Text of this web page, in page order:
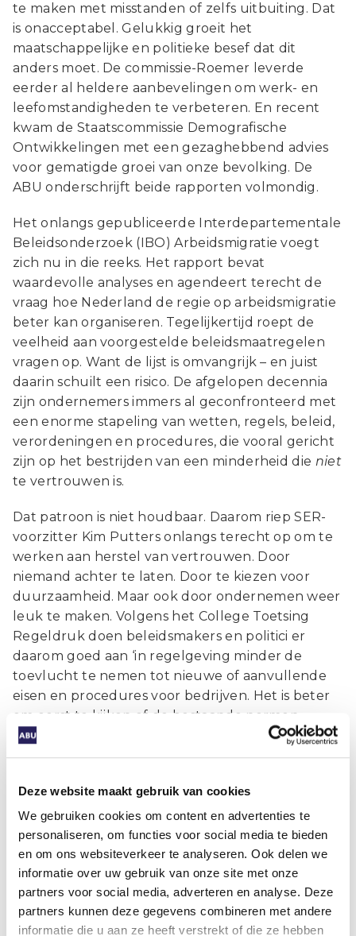
Deze website maakt gebruik van cookies
We gebruiken cookies om content en advertenties te
personaliseren, om functies voor social media te bieden
en om ons websiteverkeer te analyseren. Ook delen we
informatie over uw gebruik van onze site met onze
partners voor social media, adverteren en analyse. Deze
partners kunnen deze gegevens combineren met andere
informatie die u aan ze heeft verstrekt of die ze hebben
te maken met misstanden of zelfs uitbuiting. Dat
is onacceptabel. Gelukkig groeit het
maatschappelijke en politieke besef dat dit
anders moet. De commissie-Roemer leverde
eerder al heldere aanbevelingen om werk- en
leefomstandigheden te verbeteren. En recent
kwam de Staatscommissie Demografische
Ontwikkelingen met een gezaghebbend advies
voor gematigde groei van onze bevolking. De
ABU onderschrijft beide rapporten volmondig.
Het onlangs gepubliceerde Interdepartementale
Beleidsonderzoek (IBO) Arbeidsmigratie voegt
zich nu in die reeks. Het rapport bevat
waardevolle analyses en agendeert terecht de
vraag hoe Nederland de regie op arbeidsmigratie
beter kan organiseren. Tegelijkertijd roept de
veelheid aan voorgestelde beleidsmaatregelen
vragen op. Want de lijst is omvangrijk – en juist
daarin schuilt een risico. De afgelopen decennia
zijn ondernemers immers al geconfronteerd met
een enorme stapeling van wetten, regels, beleid,
verordeningen en procedures, die vooral gericht
zijn op het bestrijden van een minderheid die niet
te vertrouwen is.
Dat patroon is niet houdbaar. Daarom riep SER-
voorzitter Kim Putters onlangs terecht op om te
werken aan herstel van vertrouwen. Door
niemand achter te laten. Door te kiezen voor
duurzaamheid. Maar ook door ondernemen weer
leuk te maken. Volgens het College Toetsing
Regeldruk doen beleidsmakers en politici er
daarom goed aan ‘in regelgeving minder de
toevlucht te nemen tot nieuwe of aanvullende
eisen en procedures voor bedrijven. Het is beter
om eerst te kijken of de bestaande normen
strikter en consequenter kunnen worden
gehandhaafd.’
Wij sluiten ons bij deze oproepen aan. Onze
sector heeft de afgelopen jaren al een forse
toename aan wet- en regelgeving doorgemaakt,
waarbij de meest impactvolle wetswijzigingen
nog in het verschiet liggen. Als samenleving staan
we voor de opgave om internationale
medewerkers op een menswaardige manier te
laten werken en wonen in Nederland. Dat vraagt